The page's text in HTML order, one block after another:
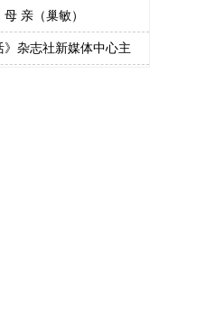
亲（巢敏）
》杂志社新媒体中心主